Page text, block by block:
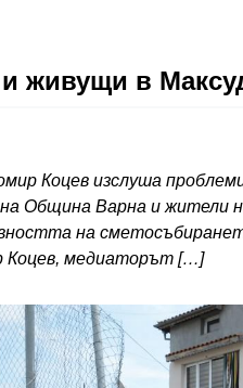
живущи в
Коцев изслуша
Община Варна и жители
на
Коцев, медиаторът […]